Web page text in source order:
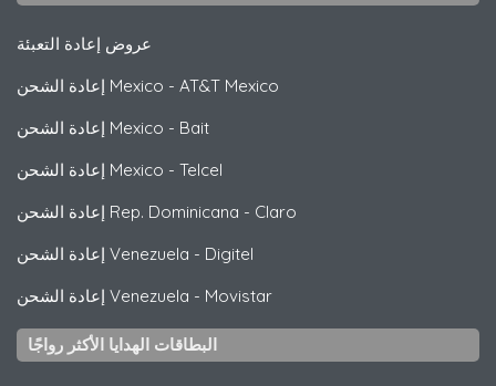
عروض إعادة التعبئة
إعادة الشحن Mexico - AT&T Mexico
إعادة الشحن Mexico - Bait
إعادة الشحن Mexico - Telcel
إعادة الشحن Rep. Dominicana - Claro
إعادة الشحن Venezuela - Digitel
إعادة الشحن Venezuela - Movistar
البطاقات الهدايا الأكثر رواجًا